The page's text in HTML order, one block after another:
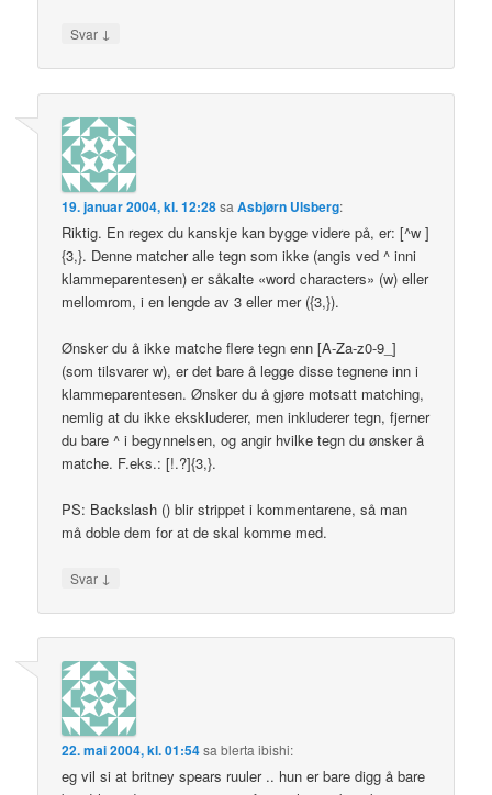
Svar ↓
19. januar 2004, kl. 12:28sa Asbjørn Ulsberg:
Riktig. En regex du kanskje kan bygge videre på, er: [^w ]
{3,}. Denne matcher alle tegn som ikke (angis ved ^ inni
klammeparentesen) er såkalte «word characters» (w) eller
mellomrom, i en lengde av 3 eller mer ({3,}).
Ønsker du å ikke matche flere tegn enn [A-Za-z0-9_]
(som tilsvarer w), er det bare å legge disse tegnene inn i
klammeparentesen. Ønsker du å gjøre motsatt matching,
nemlig at du ikke ekskluderer, men inkluderer tegn, fjerner
du bare ^ i begynnelsen, og angir hvilke tegn du ønsker å
matche. F.eks.: [!.?]{3,}.
PS: Backslash () blir strippet i kommentarene, så man
må doble dem for at de skal komme med.
Svar ↓
22. mai 2004, kl. 01:54sa blerta ibishi:
eg vil si at britney spears ruuler .. hun er bare digg å bare